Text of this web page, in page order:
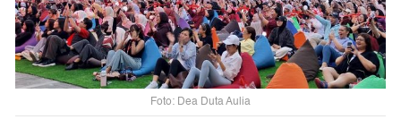
Foto: Dea Duta Aulia